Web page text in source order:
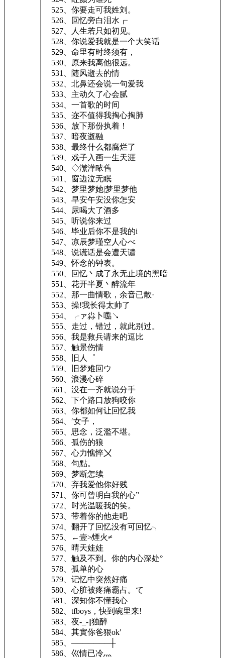
525、你要走可我姓刘。
526、回忆旁白泪水┎
527、人生若只如初见。
528、你说爱我就是一个大笑话
529、命里有时终须有，
530、原来我离他很远。
531、随风逝去的情
532、北鼻还会说一句爱我
533、主动久了心会腻
534、一首歌的时间
535、迩不值得我掏心掏肺
536、放下那份执着！
537、暗夜逝融
538、最终什么都腐烂了
539、戏子入画一生天涯
540、◇瀿澕畩舊
541、窗边泣无眠
542、梦里梦她|梦里梦他
543、早安午安没你怎安
544、尿喝大了酒多
545、听说你来过
546、毕业后你不是我的i
547、凉辰梦瑾空人心べ
548、说谎话是会遭天谴
549、怀念的钟表。
550、回忆丶成了永无止境的黑暗
551、花开半夏丶醉流年
552、那一曲情歌，余音已散·
553、操!我长得太帅了
554、╭ァ尛卜嚸↘
555、走过，错过，就此别过。
556、我是救兵请来的逗比
557、触景伤情ゝ
558、旧人゜
559、旧梦难回ウ
560、浪漫心碎
561、没在一齐就说分手
562、下个路口放狗咬你
563、你都如何让回忆我
564、′女子，
565、思念，泛濫不堪。
566、孤伤的狼
567、心力憔悴〤
568、句點。
569、梦断怎续
570、弃我爱他你好贱
571、你可曾明白我的心”
572、时光温暖我的笑。
573、带着你的他走吧
574、翻开了回忆没有可回忆╮
575、←壹≯煙火≠
576、晴天娃娃
577、触及不到。你的内心深处°
578、孤单的心
579、记忆中突然好痛
580、心脏被疼痛霸占。て
581、深知你不懂我心
582、tfboys，快到碗里来!
583、夜-_-||独醉
584、其實你爸狠ok′
585、───────┼
586、巛情已冷灬